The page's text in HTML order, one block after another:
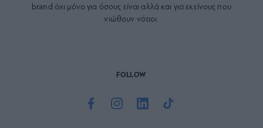
brand όχι μόνο για όσους είναι αλλά και για εκείνους που
νιώθουν νότιοι.
FOLLOW